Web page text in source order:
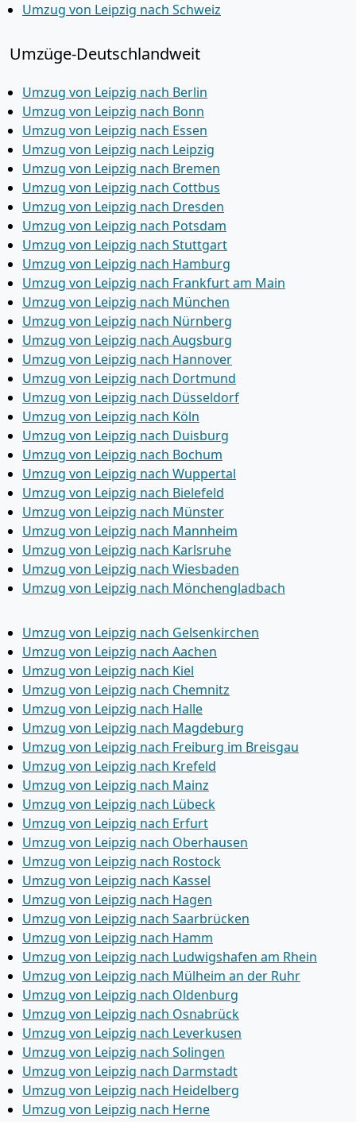
Umzug von Leipzig nach Schweiz
Umzüge-Deutschlandweit
Umzug von Leipzig nach Berlin
Umzug von Leipzig nach Bonn
Umzug von Leipzig nach Essen
Umzug von Leipzig nach Leipzig
Umzug von Leipzig nach Bremen
Umzug von Leipzig nach Cottbus
Umzug von Leipzig nach Dresden
Umzug von Leipzig nach Potsdam
Umzug von Leipzig nach Stuttgart
Umzug von Leipzig nach Hamburg
Umzug von Leipzig nach Frankfurt am Main
Umzug von Leipzig nach München
Umzug von Leipzig nach Nürnberg
Umzug von Leipzig nach Augsburg
Umzug von Leipzig nach Hannover
Umzug von Leipzig nach Dortmund
Umzug von Leipzig nach Düsseldorf
Umzug von Leipzig nach Köln
Umzug von Leipzig nach Duisburg
Umzug von Leipzig nach Bochum
Umzug von Leipzig nach Wuppertal
Umzug von Leipzig nach Bielefeld
Umzug von Leipzig nach Münster
Umzug von Leipzig nach Mannheim
Umzug von Leipzig nach Karlsruhe
Umzug von Leipzig nach Wiesbaden
Umzug von Leipzig nach Mönchen­gladbach
Umzug von Leipzig nach Gelsenkirchen
Umzug von Leipzig nach Aachen
Umzug von Leipzig nach Kiel
Umzug von Leipzig nach Chemnitz
Umzug von Leipzig nach Halle
Umzug von Leipzig nach Magdeburg
Umzug von Leipzig nach Freiburg im Breisgau
Umzug von Leipzig nach Krefeld
Umzug von Leipzig nach Mainz
Umzug von Leipzig nach Lübeck
Umzug von Leipzig nach Erfurt
Umzug von Leipzig nach Oberhausen
Umzug von Leipzig nach Rostock
Umzug von Leipzig nach Kassel
Umzug von Leipzig nach Hagen
Umzug von Leipzig nach Saarbrücken
Umzug von Leipzig nach Hamm
Umzug von Leipzig nach Ludwigshafen am Rhein
Umzug von Leipzig nach Mülheim an der Ruhr
Umzug von Leipzig nach Oldenburg
Umzug von Leipzig nach Osnabrück
Umzug von Leipzig nach Leverkusen
Umzug von Leipzig nach Solingen
Umzug von Leipzig nach Darmstadt
Umzug von Leipzig nach Heidelberg
Umzug von Leipzig nach Herne